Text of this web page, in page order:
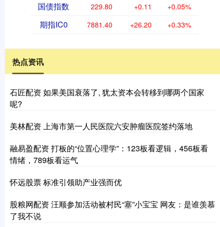
国债指数 229.80 +0.11 +0.05%
期指IC0 7881.40 +26.20 +0.33%
热点资讯
石匠配资 如果美国衰落了, 犹太资本会转移到哪两个国家
呢?
美林配资 上海市第一人民医院六安肿瘤医院签约落地
融易盈配资 打板的“位置心理学”：123板看逻辑，456板看
情绪，789板看运气
怀远股票 标准引领助产业强而优
股粮网配资 汪顺参加活动被村民“塞”小宝宝 网友：是谁羡慕
了我不说